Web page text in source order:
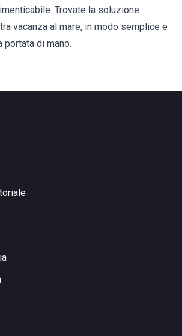
Trovate la soluzione
vacanza al mare, in modo semplice e
di mano.